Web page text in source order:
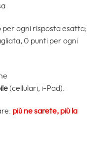
per ogni risposta esatta;
0 punti per ogni
(cellulari, i-Pad).
più ne sarete, più la